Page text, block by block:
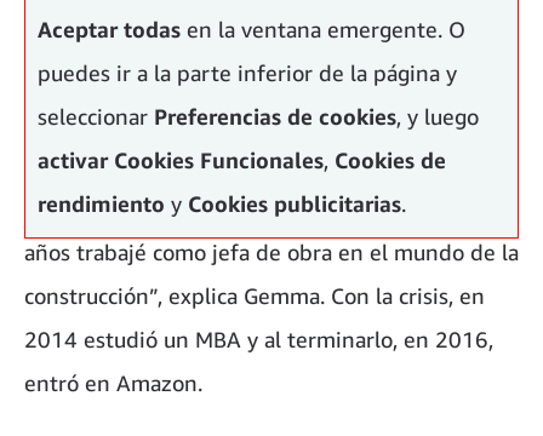
Aceptar todas en la ventana emergente. O
puedes ir a la parte inferior de la página y
seleccionar Preferencias de cookies, y luego
activar Cookies Funcionales, Cookies de
rendimiento y Cookies publicitarias.
“Estudié Ingeniería de caminos y durante nueve
años trabajé como jefa de obra en el mundo de la
construcción”, explica Gemma. Con la crisis, en
2014 estudió un MBA y al terminarlo, en 2016,
entró en Amazon.